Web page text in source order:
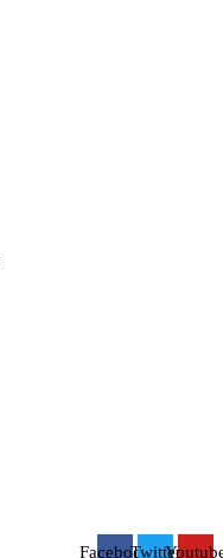
FacebookTwitter